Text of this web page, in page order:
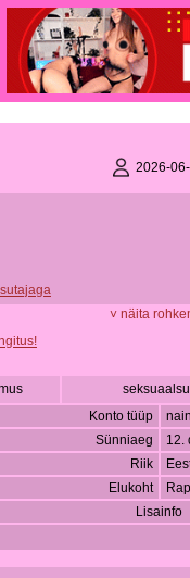
2026-
˅ näita
Konto tüüp
Sünniaeg
12.
Riik
Elukoht
Lisainfo